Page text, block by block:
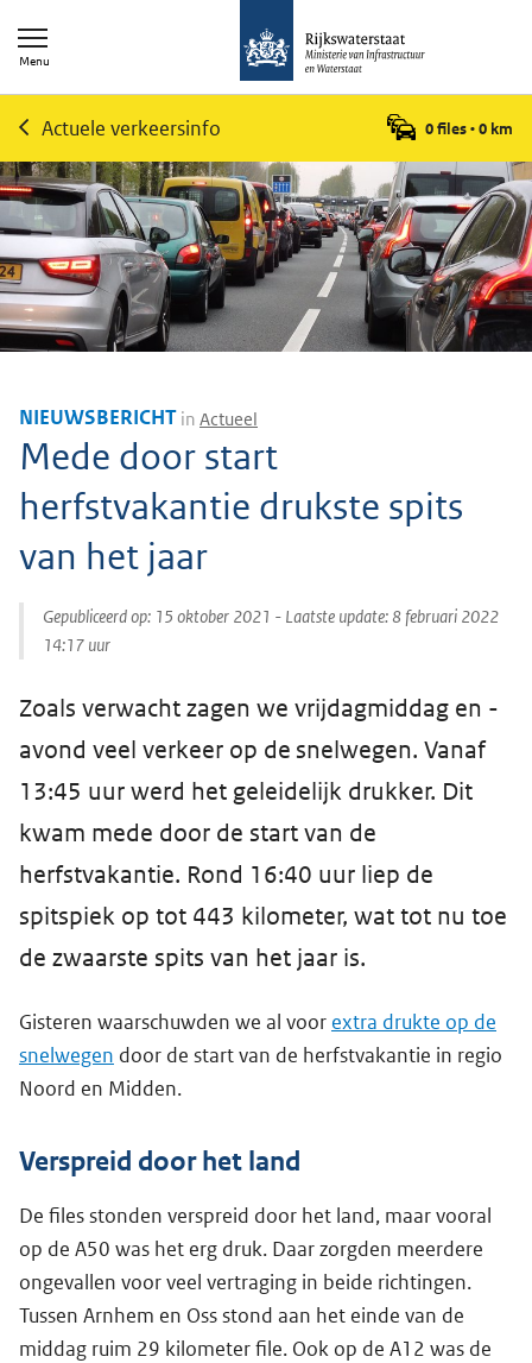
Menu
Actuele verkeersinfo 0 files•0 km
NIEUWSBERICHT in Actueel
Mede door start
herfstvakantie drukste spits
van het jaar
Gepubliceerd op: 15 oktober 2021 - Laatste update:8 februari 2022
14:17 uur
Zoals verwacht zagen we vrijdagmiddag en -
avond veel verkeer op de snelwegen. Vanaf
13:45 uur werd het geleidelijk drukker. Dit
kwam mede door de start van de
herfstvakantie. Rond 16:40 uur liep de
spitspiek op tot 443 kilometer, wat tot nu toe
de zwaarste spits van het jaar is.
Gisteren waarschuwden we al voor extra drukte op de
snelwegen door de start van de herfstvakantie in regio
Noord en Midden.
Verspreid door het land
De files stonden verspreid door het land, maar vooral
op de A50 was het erg druk. Daar zorgden meerdere
ongevallen voor veel vertraging in beide richtingen.
Tussen Arnhem en Oss stond aan het einde van de
middag ruim 29 kilometer file. Ook op de A12 was de